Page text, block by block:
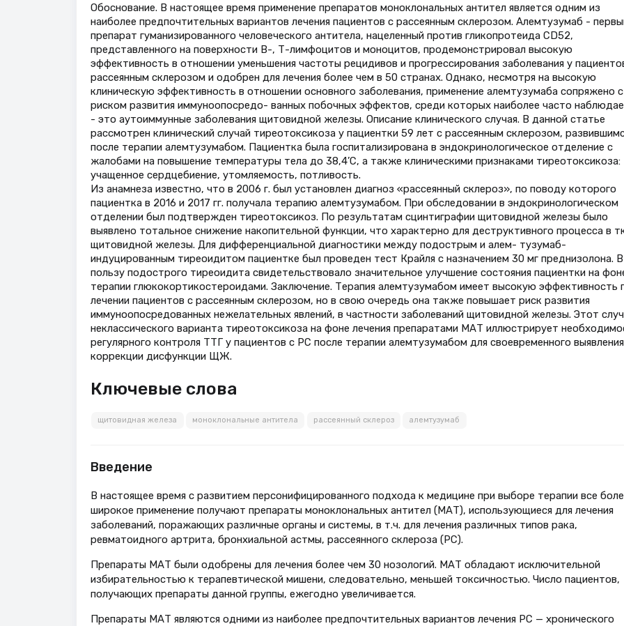
Обоснование. В настоящее время применение препаратов моноклональных антител является одним из
наиболее предпочтительных вариантов лечения пациентов с рассеянным склерозом. Алемтузумаб -
препарат гуманизированного человеческого антитела, нацеленный против гликопротеида CD52,
представленного на поверхности В-, Т-лимфоцитов и моноцитов, продемонстрировал высокую
эффективность в отношении уменьшения частоты рецидивов и прогрессирования заболевания у
рассеянным склерозом и одобрен для лечения более чем в 50 странах. Однако, несмотря на высокую
клиническую эффективность в отношении основного заболевания, применение алемтузумаба сопряжено с
риском развития иммуноопосредо- ванных побочных эффектов, среди которых наиболее часто
- это аутоиммунные заболевания щитовидной железы. Описание клинического случая. В данной статье
рассмотрен клинический случай тиреотоксикоза у пациентки 59 лет с рассеянным склерозом,
после терапии алемтузумабом. Пациентка была госпитализирована в эндокринологическое отделение с
жалобами на повышение температуры тела до 38,4’С, а также клиническими признаками тиреотоксикоза:
учащенное сердцебиение, утомляемость, потливость.
Из анамнеза известно, что в 2006 г. был установлен диагноз «рассеянный склероз», по поводу которого
пациентка в 2016 и 2017 гг. получала терапию алемтузумабом. При обследовании в эндокринологическом
отделении был подтвержден тиреотоксикоз. По результатам сцинтиграфии щитовидной железы было
выявлено тотальное снижение накопительной функции, что характерно для деструктивного процесса в
щитовидной железы. Для дифференциальной диагностики между подострым и алем- тузумаб-
индуцированным тиреоидитом пациентке был проведен тест Крайля с назначением 30 мг преднизолона. В
пользу подострого тиреоидита свидетельствовало значительное улучшение состояния пациентки на
терапии глюкокортикостероидами. Заключение. Терапия алемтузумабом имеет высокую эффективность
лечении пациентов с рассеянным склерозом, но в свою очередь она также повышает риск развития
иммуноопосредованных нежелательных явлений, в частности заболеваний щитовидной железы. Этот
неклассического варианта тиреотоксикоза на фоне лечения препаратами МАТ иллюстрирует
регулярного контроля ТТГ у пациентов с РС после терапии алемтузумабом для своевременного
коррекции дисфункции ЩЖ.
Ключевые слова
щитовидная железа моноклональные антитела рассеянный склероз алемтузумаб
Введение
В настоящее время с развитием персонифицированного подхода к медицине при выборе терапии все
широкое применение получают препараты моноклональных антител (МАТ), использующиеся для лечения
заболеваний, поражающих различные органы и системы, в т.ч. для лечения различных типов рака,
ревматоидного артрита, бронхиальной астмы, рассеянного склероза (РС).
Препараты МАТ были одобрены для лечения более чем 30 нозологий. МАТ обладают исключительной
избирательностью к терапевтической мишени, следовательно, меньшей токсичностью. Число пациентов,
получающих препараты данной группы, ежегодно увеличивается.
Препараты МАТ являются одними из наиболее предпочтительных вариантов лечения РС — хронического